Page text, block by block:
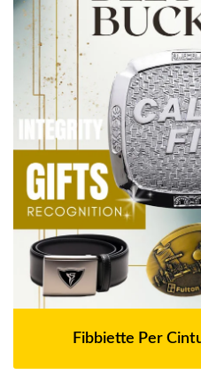
Fibbiette Per